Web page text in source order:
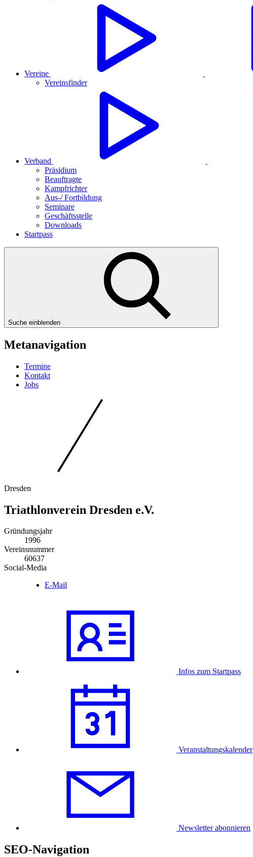
Vereine
Vereinsfinder
Verband
Präsidium
Beauftragte
Kampfrichter
Aus-/ Fortbildung
Seminare
Geschäftsstelle
Downloads
Startpass
Suche einblenden
Metanavigation
Termine
Kontakt
Jobs
Dresden
Triathlonverein Dresden e.V.
Gründungsjahr
1996
Vereinsnummer
60637
Social-Media
E-Mail
Infos zum Startpass
Veranstaltungskalender
Newsletter abonnieren
SEO-Navigation